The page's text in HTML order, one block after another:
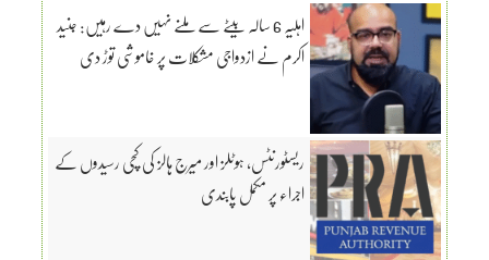
اہلیہ 6 سالہ بیٹے سے ملنے نہیں دے رہیں: جنید
اکرم نے ازدواجی مشکلات پر خاموشی توڑ دی
ریسٹورنٹس، ہوٹلز اور میرج ہالز کی کچی رسیدوں کے
اجراء پر مکمل پابندی